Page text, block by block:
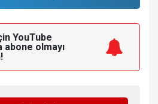
YouTube
abone olmayı